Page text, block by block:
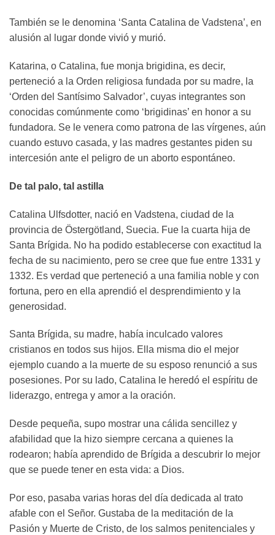
También se le denomina ‘Santa Catalina de Vadstena’, en
alusión al lugar donde vivió y murió.
Katarina, o Catalina, fue monja brigidina, es decir,
perteneció a la Orden religiosa fundada por su madre, la
‘Orden del Santísimo Salvador’, cuyas integrantes son
conocidas comúnmente como ‘brigidinas’ en honor a su
fundadora. Se le venera como patrona de las vírgenes, aún
cuando estuvo casada, y las madres gestantes piden su
intercesión ante el peligro de un aborto espontáneo.
De tal palo, tal astilla
Catalina Ulfsdotter, nació en Vadstena, ciudad de la
provincia de Östergötland, Suecia. Fue la cuarta hija de
Santa Brígida. No ha podido establecerse con exactitud la
fecha de su nacimiento, pero se cree que fue entre 1331 y
1332. Es verdad que perteneció a una familia noble y con
fortuna, pero en ella aprendió el desprendimiento y la
generosidad.
Santa Brígida, su madre, había inculcado valores
cristianos en todos sus hijos. Ella misma dio el mejor
ejemplo cuando a la muerte de su esposo renunció a sus
posesiones. Por su lado, Catalina le heredó el espíritu de
liderazgo, entrega y amor a la oración.
Desde pequeña, supo mostrar una cálida sencillez y
afabilidad que la hizo siempre cercana a quienes la
rodearon; había aprendido de Brígida a descubrir lo mejor
que se puede tener en esta vida: a Dios.
Por eso, pasaba varias horas del día dedicada al trato
afable con el Señor. Gustaba de la meditación de la
Pasión y Muerte de Cristo, de los salmos penitenciales y